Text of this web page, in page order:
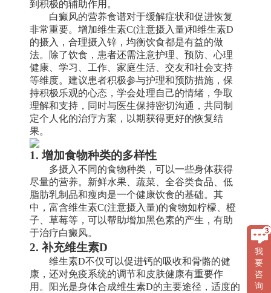
到积极的辅助作用。
白癜风的营养食谱对于缓解症状和促进恢复
非常重要。增加维生素C(注意摄入量)和维生素D
的摄入，合理摄入锌，均衡饮食都是有益的做
法。除了饮食，患者还需注意护理、预防、心理
健康、学习、工作、家庭生活、交友和社会支持
等维度。建议患者积极参与护理和预防措施，保
持积极乐观的心态，学会处理自己的情绪，争取
理解和支持，同时与医生保持密切沟通，共同制
定个人化的治疗方案，以期获得更好的恢复结
果。
1. 增加食物种类的多样性
多摄入不同的食物种类，可以一些身体获得
尽量的营养。新鲜水果、蔬菜、全谷类食品、低
脂肪乳制品和瘦肉是一个健康饮食的基础。其
中，富含维生素C(注意摄入量)的食物如柠檬、橙
子、草莓等，可以帮助增加黑色素的产生，有助
于治疗白癜风。
2. 补充维生素D
维生素D不仅可以促进钙的吸收和骨骼的健
康，还对免疫系统的调节和皮肤健康有重要作
用。阳光是身体合成维生素D的主要途径，适度的
我
要
咨
询